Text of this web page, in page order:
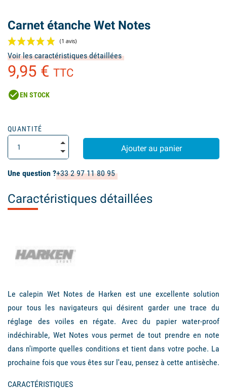
Carnet étanche Wet Notes
Voir les caractéristiques détaillées
9,95 € TTC
check_circleEN STOCK
QUANTITÉ
Ajouter au panier
Une question ?+33 2 97 11 80 95
Caractéristiques détaillées
Le calepin Wet Notes de Harken est une excellente solution
pour tous les navigateurs qui désirent garder une trace du
réglage des voiles en régate. Avec du papier water-proof
indéchirable, Wet Notes vous permet de tout prendre en note
dans n'importe quelles conditions et tient dans votre poche. La
prochaine fois que vous êtes sur l'eau, pensez à cette antisèche.
CARACTÉRISTIQUES